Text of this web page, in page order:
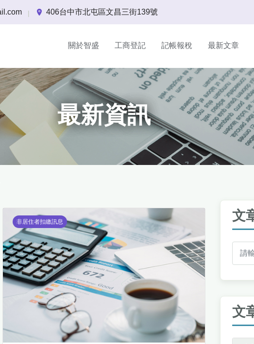
| 406台中市北屯區文昌三街139號
關於智盛 工商登記 記帳報稅 最新文章
最新資訊
非居住者扣繳訊息 文
文